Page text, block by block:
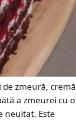
zmeură, cremă
a zmeurei cu o
neuitat. Este